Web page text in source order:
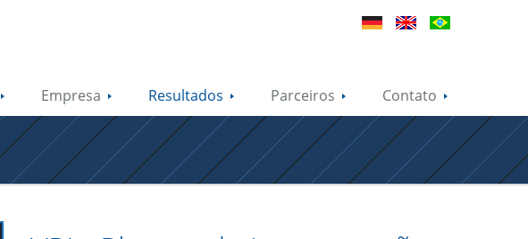
Empresa Resultados Parceiros Contato